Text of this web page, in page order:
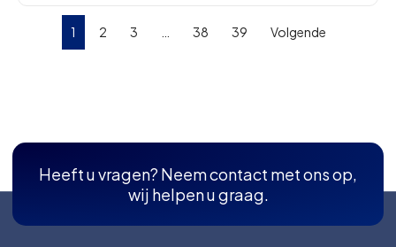
1 2 3 38 39 Volgende
Heeft u vragen? Neem contact met ons op,
wij helpen u graag.